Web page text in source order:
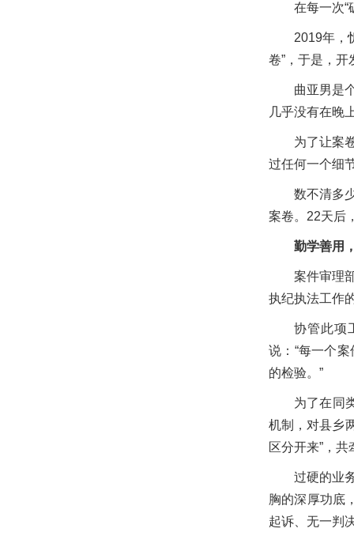
在每一次
2019年，
卷”，于是，开
曲亚男是
几乎没有在晚
为了让案
过任何一个细
数不清多
案卷。22天后
勤学善用
案件审理
执纪执法工作
协管此项
说：“每一个
的检验。”
为了在同
机制，对县乡
区分开来”，
过硬的业
胸的深厚功底
起诉、无一判